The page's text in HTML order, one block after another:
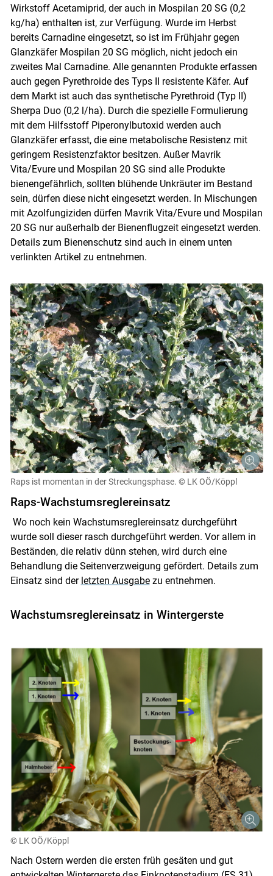
Skip to main content
Wirkstoff Acetamiprid, der auch in Mospilan 20 SG (0,2
kg/ha) enthalten ist, zur Verfügung. Wurde im Herbst
bereits Carnadine eingesetzt, so ist im Frühjahr gegen
Glanzkäfer Mospilan 20 SG möglich, nicht jedoch ein
zweites Mal Carnadine. Alle genannten Produkte erfassen
auch gegen Pyrethroide des Typs II resistente Käfer. Auf
dem Markt ist auch das synthetische Pyrethroid (Typ II)
Sherpa Duo (0,2 l/ha). Durch die spezielle Formulierung
mit dem Hilfsstoff Piperonylbutoxid werden auch
Glanzkäfer erfasst, die eine metabolische Resistenz mit
geringem Resistenzfaktor besitzen. Außer Mavrik
Vita/Evure und Mospilan 20 SG sind alle Produkte
bienengefährlich, sollten blühende Unkräuter im Bestand
sein, dürfen diese nicht eingesetzt werden. In Mischungen
mit Azolfungiziden dürfen Mavrik Vita/Evure und Mospilan
20 SG nur außerhalb der Bienenflugzeit eingesetzt werden.
Details zum Bienenschutz sind auch in einem unten
verlinkten Artikel zu entnehmen.
Raps ist momentan in der Streckungsphase. © LK OÖ/Köppl
Raps-Wachstumsreglereinsatz
Wo noch kein Wachstumsreglereinsatz durchgeführt
wurde soll dieser rasch durchgeführt werden. Vor allem in
Beständen, die relativ dünn stehen, wird durch eine
Behandlung die Seitenverzweigung gefördert. Details zum
Einsatz sind der letzten Ausgabezu entnehmen.
Wachstumsreglereinsatz in Wintergerste
© LK OÖ/Köppl
Nach Ostern werden die ersten früh gesäten und gut